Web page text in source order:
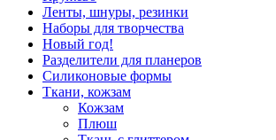
Ленты, шнуры, резинки
Наборы для творчества
Новый год!
Разделители для планеров
Силиконовые формы
Ткани, кожзам
Кожзам
Плюш